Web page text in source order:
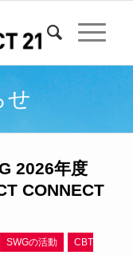
せ
2026年度
CONNECT
SWGの活動
CBT